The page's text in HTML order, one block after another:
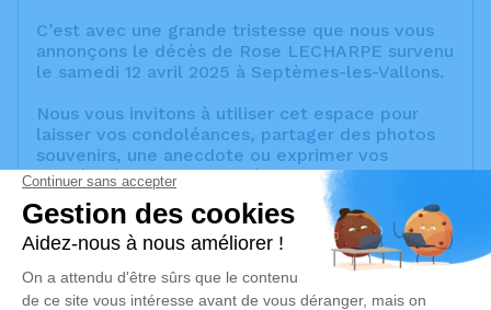
C’est avec une grande tristesse que nous vous
annonçons le décès de Rose LECHARPE survenu
le samedi 12 avril 2025 à Septèmes-les-Vallons.
Nous vous invitons à utiliser cet espace pour
laisser vos condoléances, partager des photos
souvenirs, une anecdote ou exprimer vos
pensées à travers des poèmes ou des textes.
Cet endroit est un lieu d'expression dédié à
honorer la mémoire de Rose LECHARPE.
Un service de plantation d’arbre hommage est
disponible ici.